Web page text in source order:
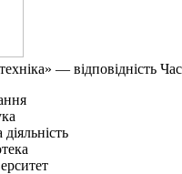
— відповідність